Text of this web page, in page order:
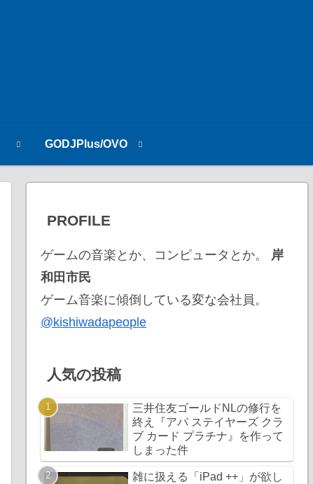
GODJPlus/OVO
PROFILE
ゲームの音楽とか、コンピュータとか。 岸
和田市民
ゲーム音楽に傾倒している変な会社員。
@kishiwadapeople
人気の投稿
三井住友ゴールドNLの修行を
終え『アパ ステイヤーズ クラ
ブ カード プラチナ』を作って
しまった件
雑に扱える「iPad ++」が欲し